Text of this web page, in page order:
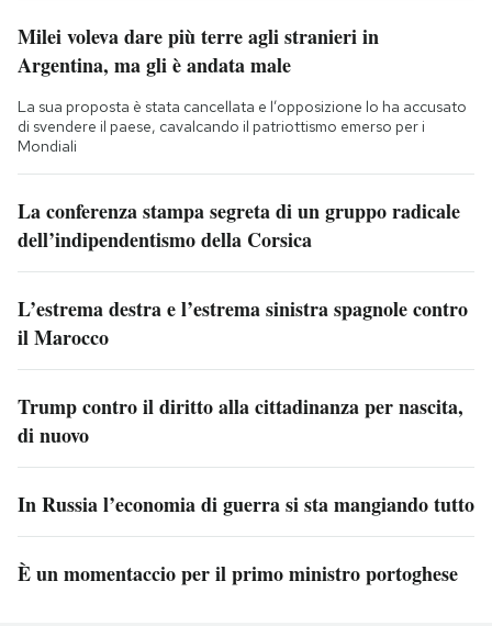
Milei voleva dare più terre agli stranieri in
Argentina, ma gli è andata male
La sua proposta è stata cancellata e l’opposizione lo ha accusato
di svendere il paese, cavalcando il patriottismo emerso per i
Mondiali
La conferenza stampa segreta di un gruppo radicale
dell’indipendentismo della Corsica
L’estrema destra e l’estrema sinistra spagnole contro
il Marocco
Trump contro il diritto alla cittadinanza per nascita,
di nuovo
In Russia l’economia di guerra si sta mangiando tutto
È un momentaccio per il primo ministro portoghese